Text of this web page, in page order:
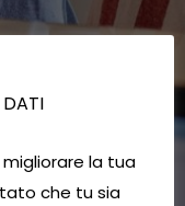
la tua
che tu sia